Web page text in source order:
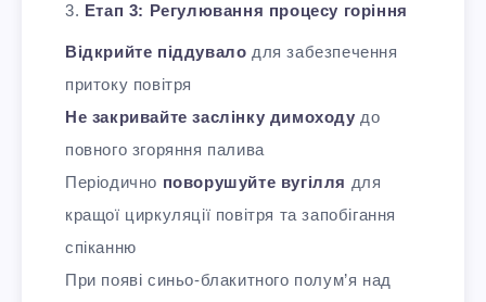
Етап 3: Регулювання процесу горіння
Відкрийте піддувало для забезпечення
притоку повітря
Не закривайте заслінку димоходу до
повного згоряння палива
Періодично поворушуйте вугілля для
кращої циркуляції повітря та запобігання
спіканню
При появі синьо-блакитного полум’я над